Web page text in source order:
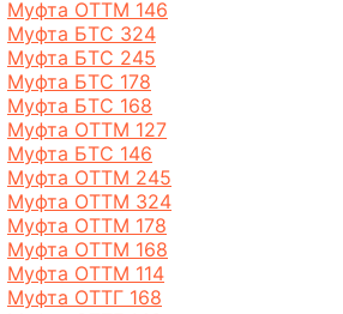
Муфта ОТТМ 146
Муфта БТС 324
Муфта БТС 245
Муфта БТС 178
Муфта БТС 168
Муфта ОТТМ 127
Муфта БТС 146
Муфта ОТТМ 245
Муфта ОТТМ 324
Муфта ОТТМ 178
Муфта ОТТМ 168
Муфта ОТТМ 114
Муфта ОТТГ 168